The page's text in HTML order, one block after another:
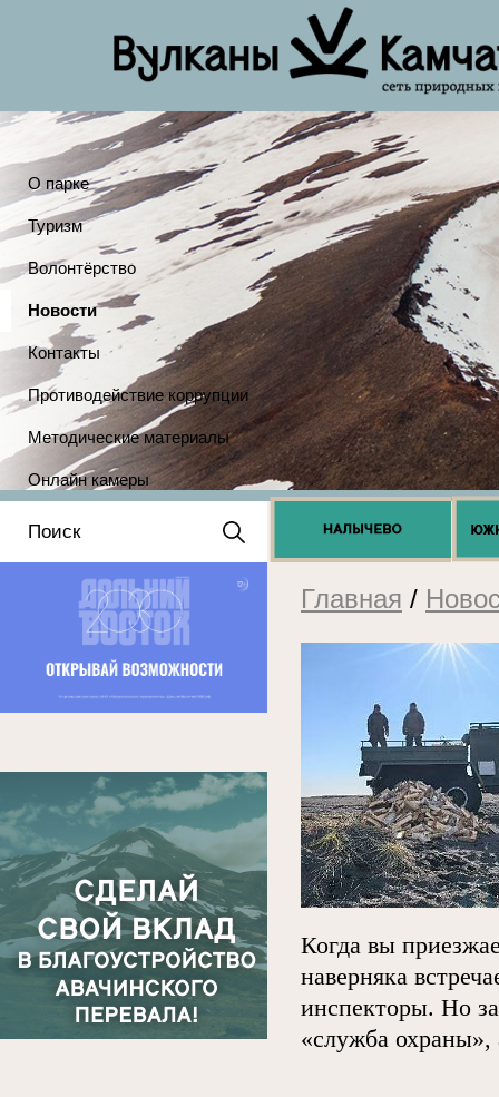
О парке
Туризм
Волонтёрство
Новости
Контакты
Противодействие коррупции
Методические материалы
Онлайн камеры
Положение о выдаче
разрешений 2025
Главная /
Когда вы
наверняка
инспекторы. Но
«служба